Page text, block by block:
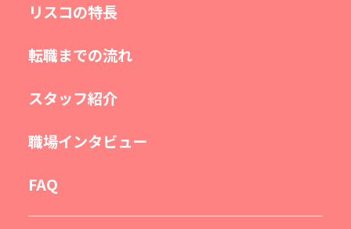
リスコの特長
転職までの流れ
スタッフ紹介
職場インタビュー
FAQ